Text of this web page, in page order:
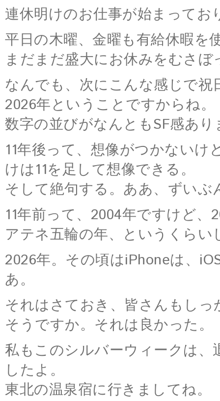
連休明けのお仕事が始まってお
平日の木曜、金曜も有給休暇を
まだまだ盛大にお休みをむさ
なんでも、次にこんな感じで祝
2026年ということですからね。
数字の並びがなんともSF感あ
11年後って、想像がつかない
けは11を足して想像できる。
そして絶句する。ああ、ずいぶ
11年前って、2004年ですけど
アテネ五輪の年、というくら
2026年。その頃はiPhoneは、
あ。
それはさておき、皆さんもし
そうですか。それは良かった。
私もこのシルバーウィークは
したよ。
東北の温泉宿に行きましてね。